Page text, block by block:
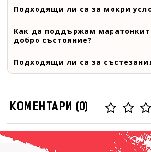
Подходящи ли са за мокри
Как да поддържам
добро състояние?
Подходящи ли са за
КОМЕНТАРИ (0)